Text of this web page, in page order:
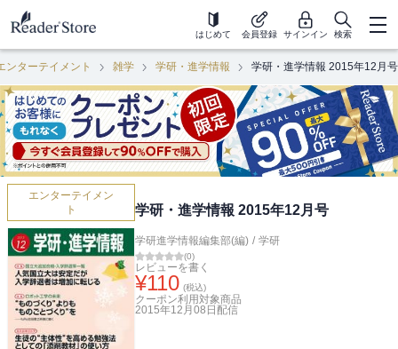
はじめて 会員登録 サインイン 検索
ンターテイメント 雑学 学研・進学情報 学研・進学情報 2015年12月号
エンターテイメン
ト
学研・進学情報 2015年12月号
学研進学情報編集部(編) / 学研
(0)
レビューを書く
¥110 (税込)
クーポン利用対象商品
2015年12月08日 配信